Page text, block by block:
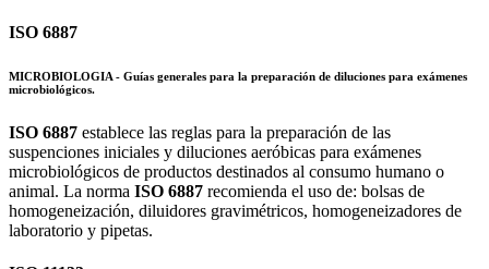
ISO 6887
MICROBIOLOGIA - Guías generales para la preparación de diluciones para exámenes
microbiológicos.
ISO 6887 establece las reglas para la preparación de las
suspenciones iniciales y diluciones aeróbicas para exámenes
microbiológicos de productos destinados al consumo humano o
animal. La norma ISO 6887 recomienda el uso de: bolsas de
homogeneización, diluidores gravimétricos, homogeneizadores de
laboratorio y pipetas.